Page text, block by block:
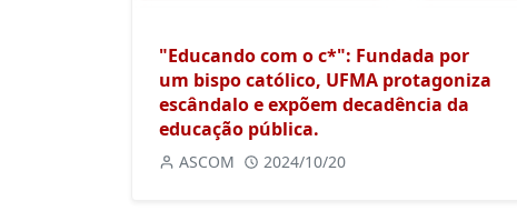
"Educando com o c*": Fundada por
um bispo católico, UFMA protagoniza
escândalo e expõem decadência da
educação pública.
ASCOM 2024/10/20